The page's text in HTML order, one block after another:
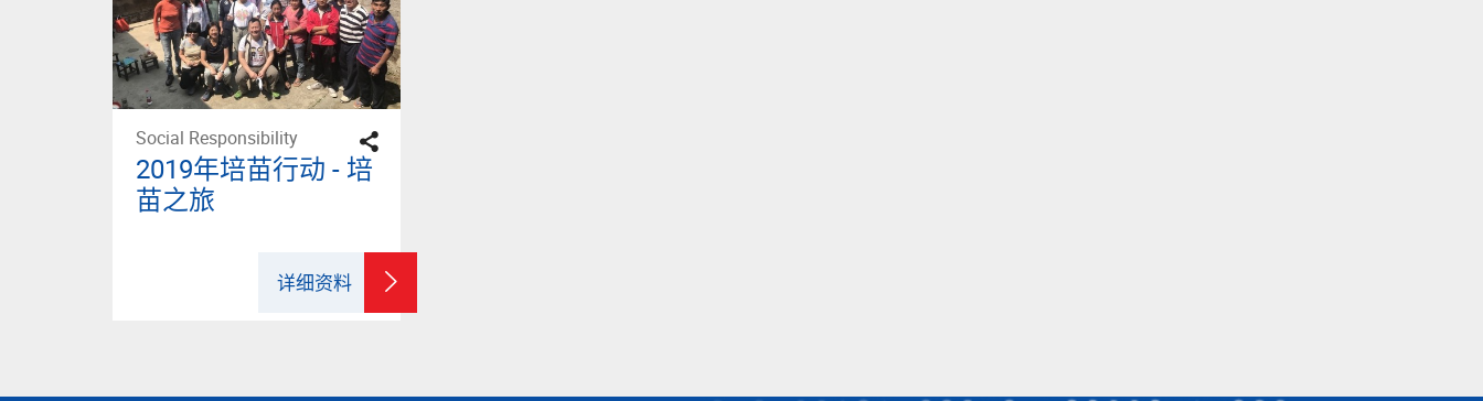
Social Responsibility
2019年培苗行动 - 培
苗之旅
详细资料